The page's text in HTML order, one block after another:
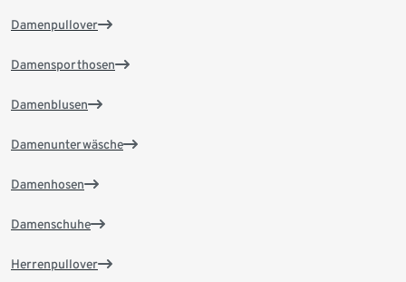
Damenpullover
Damensporthosen
Damenblusen
Damenunterwäsche
Damenhosen
Damenschuhe
Herrenpullover